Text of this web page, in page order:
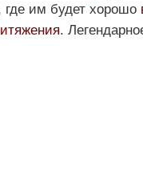
где им будет хорошо
.